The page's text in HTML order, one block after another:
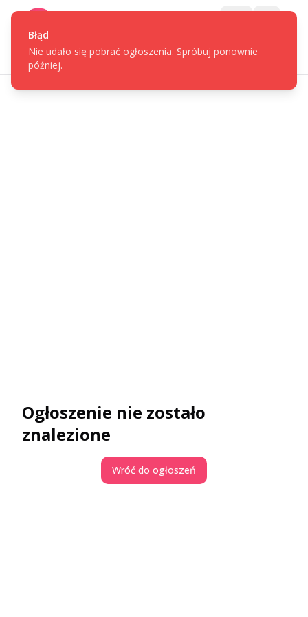
Ogłoszenie nie zostało
znalezione
Wróć do ogłoszeń
Błąd
Nie udało się pobrać ogłoszenia. Spróbuj ponownie
później.